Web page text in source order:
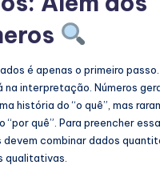
é apenas o primeiro
na interpretação. Números
história do “o quê”, mas
“por quê”. Para preencher
devem combinar dados
qualitativas.